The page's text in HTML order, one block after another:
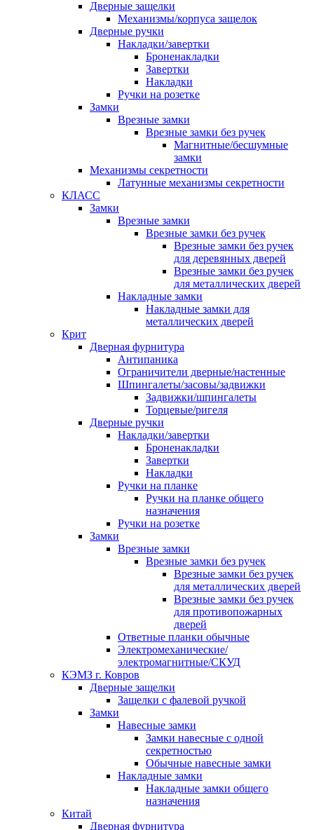
Дверные защелки
Механизмы/корпуса защелок
Дверные ручки
Накладки/завертки
Броненакладки
Завертки
Накладки
Ручки на розетке
Замки
Врезные замки
Врезные замки без ручек
Магнитные/бесшумные
замки
Механизмы секретности
Латунные механизмы секретности
КЛАСС
Замки
Врезные замки
Врезные замки без ручек
Врезные замки без ручек
для деревянных дверей
Врезные замки без ручек
для металлических дверей
Накладные замки
Накладные замки для
металлических дверей
Крит
Дверная фурнитура
Антипаника
Ограничители дверные/настенные
Шпингалеты/засовы/задвижки
Задвижки/шпингалеты
Торцевые/ригеля
Дверные ручки
Накладки/завертки
Броненакладки
Завертки
Накладки
Ручки на планке
Ручки на планке общего
назначения
Ручки на розетке
Замки
Врезные замки
Врезные замки без ручек
Врезные замки без ручек
для металлических дверей
Врезные замки без ручек
для противопожарных
дверей
Ответные планки обычные
Электромеханические/
электромагнитные/СКУД
КЭМЗ г. Ковров
Дверные защелки
Защелки с фалевой ручкой
Замки
Навесные замки
Замки навесные с одной
секретностью
Обычные навесные замки
Накладные замки
Накладные замки общего
назначения
Китай
Дверная фурнитура